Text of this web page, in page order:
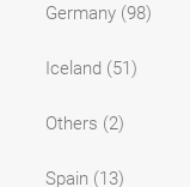
Germany (98)
Iceland (51)
Others (2)
Spain (13)